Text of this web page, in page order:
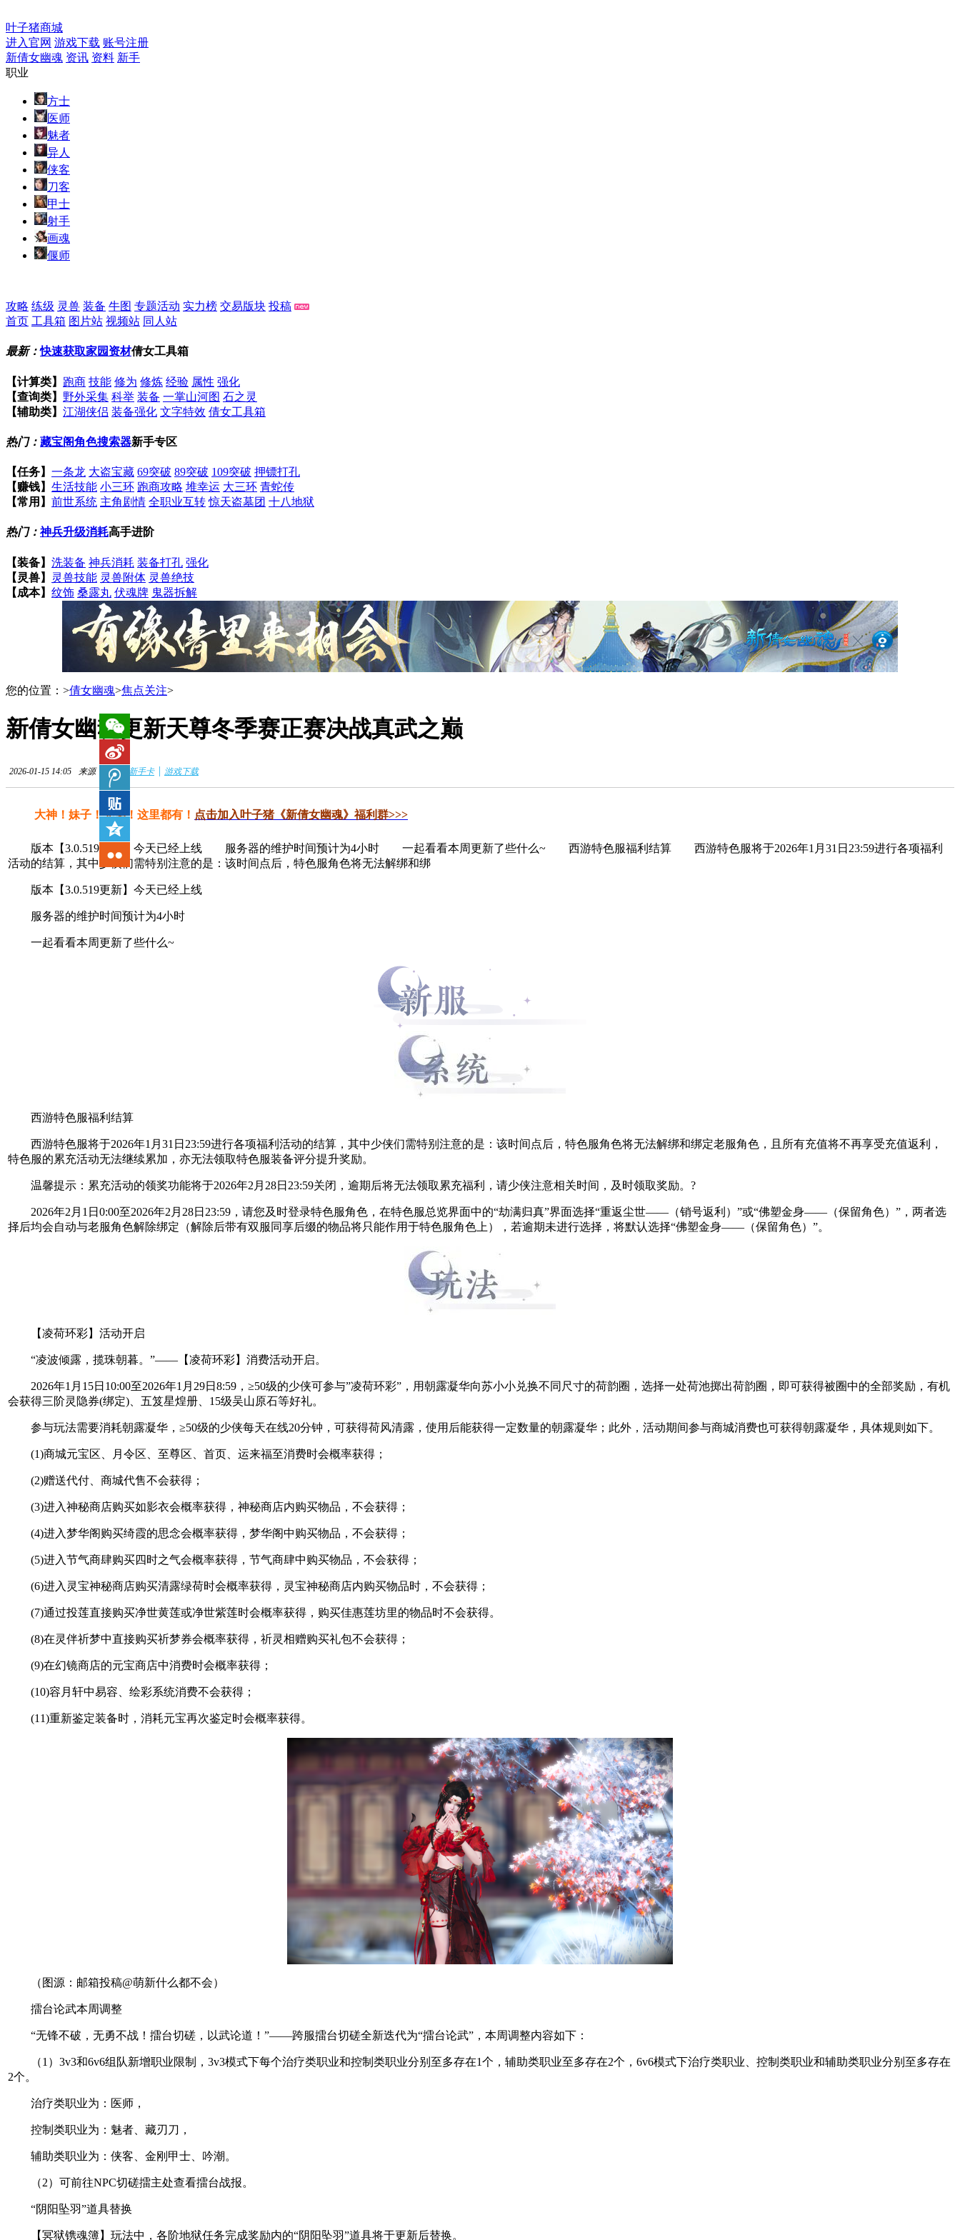
叶子猪商城
进入官网 游戏下载 账号注册
新倩女幽魂 资讯 资料 新手
职业
方士
医师
魅者
异人
侠客
刀客
甲士
射手
画魂
偃师
攻略 练级 灵兽 装备 牛图 专题活动 实力榜 交易版块 投稿
首页 工具箱 图片站 视频站 同人站
最新：快速获取家园资材倩女工具箱
【计算类】 跑商 技能 修为 修炼 经验 属性 强化
【查询类】 野外采集 科举 装备 一掌山河图 石之灵
【辅助类】 江湖侠侣 装备强化 文字特效 倩女工具箱
热门： 藏宝阁角色搜索器新手专区
【任务】 一条龙 大盗宝藏 69突破 89突破 109突破 押镖打孔
【赚钱】 生活技能 小三环 跑商攻略 堆幸运 大三环 青蛇传
【常用】 前世系统 主角剧情 全职业互转 惊天盗墓团 十八地狱
热门：神兵升级消耗高手进阶
【装备】 洗装备 神兵消耗 装备打孔 强化
【灵兽】
灵兽技能 灵兽附体 灵兽绝技
【成本】 纹饰 桑露丸 伏魂牌 鬼器拆解
您的位置： >倩女幽魂>焦点关注>
新倩女幽魂更新天尊冬季赛正赛决战真武之巅
2026-01-15 14:05 来源：网络 新手卡 游戏下载
大神！妹子！兄弟！这里都有！ 点击加入叶子猪《新倩女幽魂》福利群>>>
版本【3.0.519更新】今天已经上线 服务器的维护时间预计为4小时 一起看看本周更新了些什么~ 西游特色服福利结算 西游特色服将于2026年1月31日23:59进行各项福利
活动的结算，其中少侠们需特别注意的是：该时间点后，特色服角色将无法解绑和绑
版本【3.0.519更新】今天已经上线
服务器的维护时间预计为4小时
一起看看本周更新了些什么~
西游特色服福利结算
西游特色服将于2026年1月31日23:59进行各项福利活动的结算，其中少侠们需特别注意的是：该时间点后，特色服角色将无法解绑和绑定老服角色，且所有充值将不再享受充值返利，
特色服的累充活动无法继续累加，亦无法领取特色服装备评分提升奖励。
温馨提示：累充活动的领奖功能将于2026年2月28日23:59关闭，逾期后将无法领取累充福利，请少侠注意相关时间，及时领取奖励。?
2026年2月1日0:00至2026年2月28日23:59，请您及时登录特色服角色，在特色服总览界面中的“劫满归真”界面选择“重返尘世——（销号返利）”或“佛塑金身——（保留角色）”，两者选
择后均会自动与老服角色解除绑定（解除后带有双服同享后缀的物品将只能作用于特色服角色上），若逾期未进行选择，将默认选择“佛塑金身——（保留角色）”。
【凌荷环彩】活动开启
“凌波倾露，揽珠朝暮。”——【凌荷环彩】消费活动开启。
2026年1月15日10:00至2026年1月29日8:59，≥50级的少侠可参与”凌荷环彩”，用朝露凝华向苏小小兑换不同尺寸的荷韵圈，选择一处荷池掷出荷韵圈，即可获得被圈中的全部奖励，有机
会获得三阶灵隐券(绑定)、五笈星煌册、15级吴山原石等好礼。
参与玩法需要消耗朝露凝华，≥50级的少侠每天在线20分钟，可获得荷风清露，使用后能获得一定数量的朝露凝华；此外，活动期间参与商城消费也可获得朝露凝华，具体规则如下。
(1)商城元宝区、月令区、至尊区、首页、运来福至消费时会概率获得；
(2)赠送代付、商城代售不会获得；
(3)进入神秘商店购买如影衣会概率获得，神秘商店内购买物品，不会获得；
(4)进入梦华阁购买绮霞的思念会概率获得，梦华阁中购买物品，不会获得；
(5)进入节气商肆购买四时之气会概率获得，节气商肆中购买物品，不会获得；
(6)进入灵宝神秘商店购买清露绿荷时会概率获得，灵宝神秘商店内购买物品时，不会获得；
(7)通过投莲直接购买净世黄莲或净世紫莲时会概率获得，购买佳惠莲坊里的物品时不会获得。
(8)在灵伴祈梦中直接购买祈梦券会概率获得，祈灵相赠购买礼包不会获得；
(9)在幻镜商店的元宝商店中消费时会概率获得；
(10)容月轩中易容、绘彩系统消费不会获得；
(11)重新鉴定装备时，消耗元宝再次鉴定时会概率获得。
（图源：邮箱投稿@萌新什么都不会）
擂台论武本周调整
“无锋不破，无勇不战！擂台切磋，以武论道！”——跨服擂台切磋全新迭代为“擂台论武”，本周调整内容如下：
（1）3v3和6v6组队新增职业限制，3v3模式下每个治疗类职业和控制类职业分别至多存在1个，辅助类职业至多存在2个，6v6模式下治疗类职业、控制类职业和辅助类职业分别至多存在
2个。
治疗类职业为：医师，
控制类职业为：魅者、藏刃刀，
辅助类职业为：侠客、金刚甲士、吟潮。
（2）可前往NPC切磋擂主处查看擂台战报。
“阴阳坠羽”道具替换
【冥狱镌魂簿】玩法中，各阶地狱任务完成奖励内的“阴阳坠羽”道具将于更新后替换。